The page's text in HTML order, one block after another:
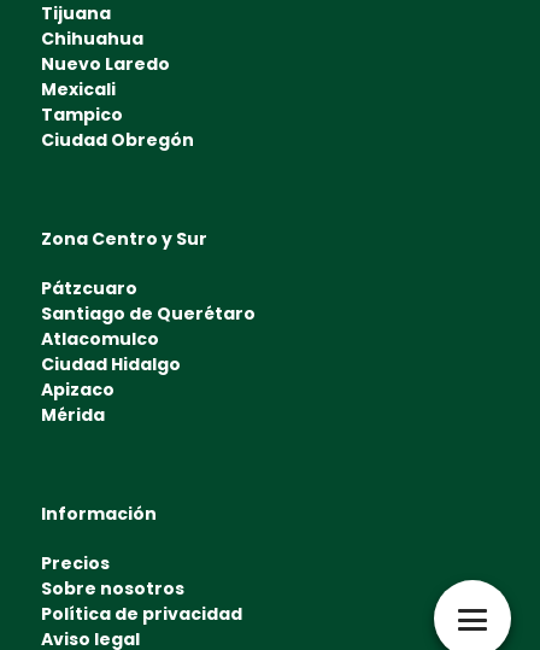
Tijuana
Chihuahua
Nuevo Laredo
Mexicali
Tampico
Ciudad Obregón
Zona Centro y Sur
Pátzcuaro
Santiago de Querétaro
Atlacomulco
Ciudad Hidalgo
Apizaco
Mérida
Información
Precios
Sobre nosotros
Política de privacidad
Aviso legal